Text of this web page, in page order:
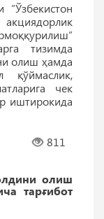
тизимда
олиш ҳамда
чек
иштирокида
811
олиш
тарғибот